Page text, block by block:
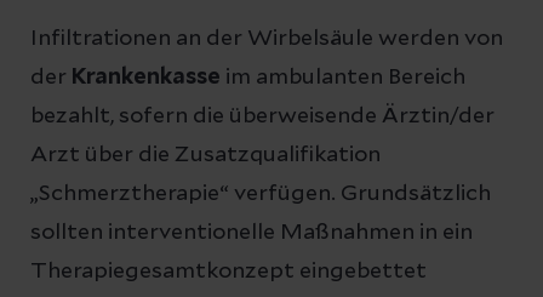
Infiltrationen an der Wirbelsäule werden von
der Krankenkasse im ambulanten Bereich
bezahlt, sofern die überweisende Ärztin/der
Arzt über die Zusatzqualifikation
„Schmerztherapie“ verfügen. Grundsätzlich
sollten interventionelle Maßnahmen in ein
Therapiegesamtkonzept eingebettet